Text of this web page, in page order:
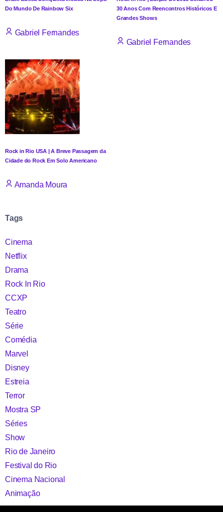
Do Mundo De Rainbow Six
Gabriel Fernandes
30 Anos Com Reencontros Históricos E
Grandes Shows
Gabriel Fernandes
Rock in Rio USA | A Breve Passagem da
Cidade do Rock Em Solo Americano
Amanda Moura
Tags
Cinema
Netflix
Drama
Rock In Rio
CCXP
Teatro
Série
Comédia
Marvel
Disney
Estreia
Terror
Mostra SP
Séries
Show
Rio de Janeiro
Festival do Rio
Cinema Nacional
Animação